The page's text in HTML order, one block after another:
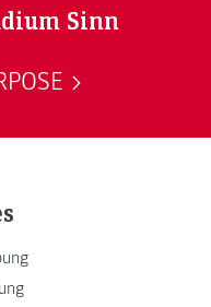
Sinn